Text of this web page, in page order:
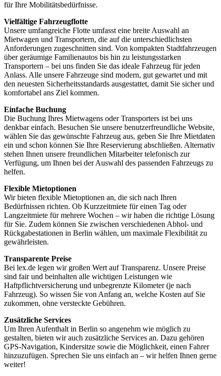
für Ihre Mobilitätsbedürfnisse.
Vielfältige Fahrzeugflotte
Unsere umfangreiche Flotte umfasst eine breite Auswahl an
Mietwagen und Transportern, die auf die unterschiedlichsten
Anforderungen zugeschnitten sind. Von kompakten Stadtfahrzeugen
über geräumige Familienautos bis hin zu leistungsstarken
Transportern – bei uns finden Sie das ideale Fahrzeug für jeden
Anlass. Alle unsere Fahrzeuge sind modern, gut gewartet und mit
den neuesten Sicherheitsstandards ausgestattet, damit Sie sicher und
komfortabel ans Ziel kommen.
Einfache Buchung
Die Buchung Ihres Mietwagens oder Transporters ist bei uns
denkbar einfach. Besuchen Sie unsere benutzerfreundliche Website,
wählen Sie das gewünschte Fahrzeug aus, geben Sie Ihre Mietdaten
ein und schon können Sie Ihre Reservierung abschließen. Alternativ
stehen Ihnen unsere freundlichen Mitarbeiter telefonisch zur
Verfügung, um Ihnen bei der Auswahl des passenden Fahrzeugs zu
helfen.
Flexible Mietoptionen
Wir bieten flexible Mietoptionen an, die sich nach Ihren
Bedürfnissen richten. Ob Kurzzeitmiete für einen Tag oder
Langzeitmiete für mehrere Wochen – wir haben die richtige Lösung
für Sie. Zudem können Sie zwischen verschiedenen Abhol- und
Rückgabestationen in Berlin wählen, um maximale Flexibilität zu
gewährleisten.
Transparente Preise
Bei lex.de legen wir großen Wert auf Transparenz. Unsere Preise
sind fair und beinhalten alle wichtigen Leistungen wie
Haftpflichtversicherung und unbegrenzte Kilometer (je nach
Fahrzeug). So wissen Sie von Anfang an, welche Kosten auf Sie
zukommen, ohne versteckte Gebühren.
Zusätzliche Services
Um Ihren Aufenthalt in Berlin so angenehm wie möglich zu
gestalten, bieten wir auch zusätzliche Services an. Dazu gehören
GPS-Navigation, Kindersitze sowie die Möglichkeit, einen Fahrer
hinzuzufügen. Sprechen Sie uns einfach an – wir helfen Ihnen gerne
weiter!